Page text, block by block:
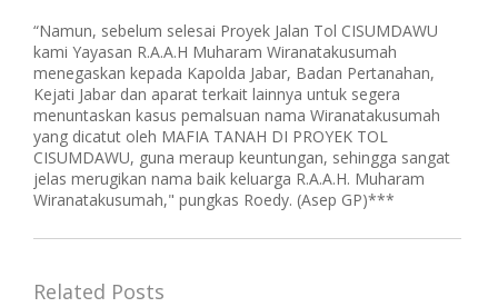
“Namun, sebelum selesai Proyek Jalan Tol CISUMDAWU
kami Yayasan R.A.A.H Muharam Wiranatakusumah
menegaskan kepada Kapolda Jabar, Badan Pertanahan,
Kejati Jabar dan aparat terkait lainnya untuk segera
menuntaskan kasus pemalsuan nama Wiranatakusumah
yang dicatut oleh MAFIA TANAH DI PROYEK TOL
CISUMDAWU, guna meraup keuntungan, sehingga sangat
jelas merugikan nama baik keluarga R.A.A.H. Muharam
Wiranatakusumah," pungkas Roedy. (Asep GP)***
Related Posts